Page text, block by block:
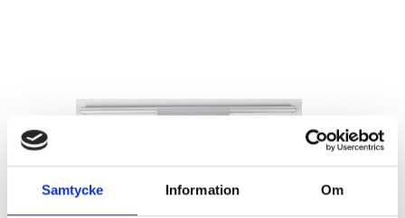
Samtycke Information Om